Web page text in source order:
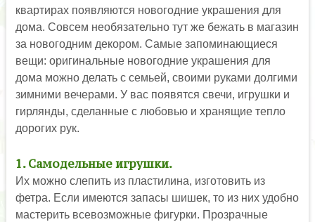
квартирах появляются новогодние украшения для
дома. Совсем необязательно тут же бежать в магазин
за новогодним декором. Самые запоминающиеся
вещи: оригинальные новогодние украшения для
дома можно делать с семьей, своими руками долгими
зимними вечерами. У вас появятся свечи, игрушки и
гирлянды, сделанные с любовью и хранящие тепло
дорогих рук.
1. Самодельные игрушки.
Их можно слепить из пластилина, изготовить из
фетра. Если имеются запасы шишек, то из них удобно
мастерить всевозможные фигурки. Прозрачные